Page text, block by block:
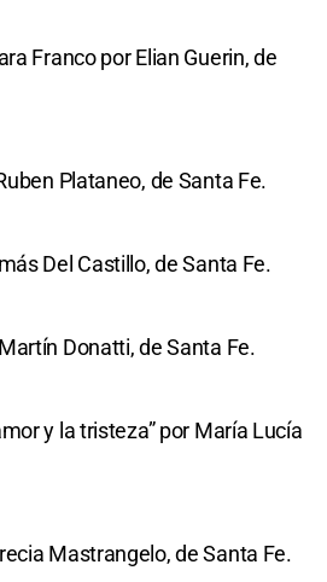
Franco por Elian Guerin, de
Plataneo, de Santa Fe.
Del Castillo, de Santa Fe.
Donatti, de Santa Fe.
y la tristeza” por María Lucía
Mastrangelo, de Santa Fe.